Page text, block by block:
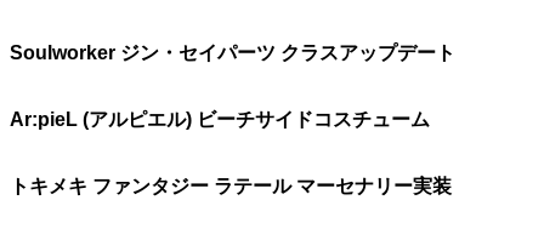
Soulworker ジン・セイパーツ クラスアップデート
Ar:pieL (アルピエル) ビーチサイドコスチューム
トキメキ ファンタジー ラテール マーセナリー実装